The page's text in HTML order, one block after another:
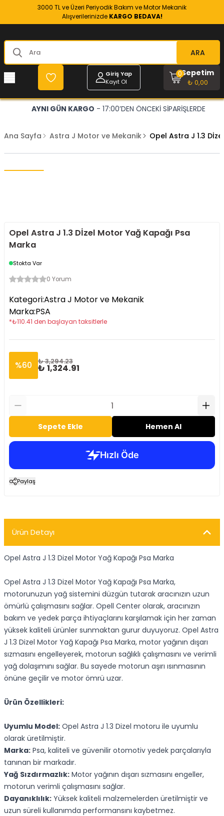
3000 TL ve Üzeri Periyodik Bakım ve Motor Mekanik
Alışverilerinizde KARGO BEDAVA!
ARA
Giriş Yap
Kayıt Ol
Sepetim
₺ 0,00
0
AYNI GÜN KARGO - 17:00’DEN ÖNCEKİ SİPARİŞLERDE
Ana Sayfa Astra J Motor ve Mekanik Opel Astra J 1.3
Opel Astra J 1.3 Dİzel Motor Yağ Kapağı Psa
Marka
Stokta Var
0 Yorum
Kategori:Astra J Motor ve Mekanik
Marka:PSA
*₺110.41 den başlayan taksitlerle
%60 ₺ 3,294.23
₺ 1,324.91
Sepete Ekle Hemen Al
Paylaş
Ürün Detayı
Opel Astra J 1.3 Dizel Motor Yağ Kapağı Psa Marka
Opel Astra J 1.3 Dizel Motor Yağ Kapağı Psa Marka,
motorunuzun yağ sistemini düzgün tutarak aracınızın uzun
ömürlü çalışmasını sağlar. Opell Center olarak, aracınızın
bakım ve yedek parça ihtiyaçlarını karşılamak için her zaman
yüksek kaliteli ürünler sunmaktan gurur duyuyoruz. Opel Astra
J 1.3 Dizel Motor Yağ Kapağı Psa Marka, motor yağının dışarı
sızmasını engelleyerek, motorun sağlıklı çalışmasını ve verimli
yağ dolaşımını sağlar. Bu sayede motorun aşırı ısınmasının
önüne geçilir ve motor ömrü uzar.
Ürün Özellikleri:
Uyumlu Model: Opel Astra J 1.3 Dizel motoru ile uyumlu
olarak üretilmiştir.
Marka: Psa, kaliteli ve güvenilir otomotiv yedek parçalarıyla
tanınan bir markadır.
Yağ Sızdırmazlık: Motor yağının dışarı sızmasını engeller,
motorun verimli çalışmasını sağlar.
Dayanıklılık: Yüksek kaliteli malzemelerden üretilmiştir ve
uzun süreli kullanımda performansını kaybetmez.